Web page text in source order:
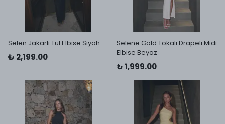
Selen Jakarlı Tül Elbise Siyah
₺ 2,199.00
Selene Gold Tokalı Drapeli Midi
Elbise Beyaz
₺ 1,999.00